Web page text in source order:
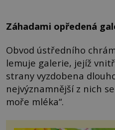
Záhadami opředená
Obvod ústředního
lemuje galerie, jejíž
strany vyzdobena
nejvýznamnější z nich
moře mléka“.